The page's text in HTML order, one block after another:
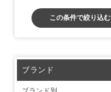
この条件で絞り込む
ブランド